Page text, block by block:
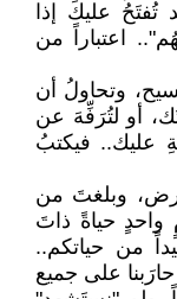
تُفتَحُ عليكَ إذا
اعتباراً من
وتحاولُ أن
أو لتُرَفِّهَ عن
عليك.. فيكتبُ
وبلغتَ من
واحدٍ حياةً ذاتَ
من حياتكم..
على جميع